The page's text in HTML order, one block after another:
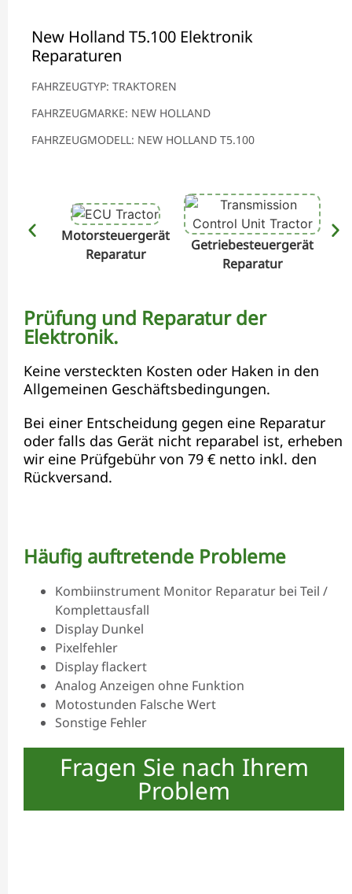
New Holland T5.100 Elektronik
Reparaturen
FAHRZEUGTYP: TRAKTOREN
FAHRZEUGMARKE: NEW HOLLAND
FAHRZEUGMODELL: NEW HOLLAND T5.100
Motorsteuergerät
Reparatur
Getriebesteuergerät
Reparatur
Prüfung und Reparatur der
Elektronik.
Keine versteckten Kosten oder Haken in den
Allgemeinen Geschäftsbedingungen.
Bei einer Entscheidung gegen eine Reparatur
oder falls das Gerät nicht reparabel ist, erheben
wir eine Prüfgebühr von 79 € netto inkl. den
Rückversand.
Häufig auftretende Probleme
Kombiinstrument Monitor Reparatur bei Teil /
Komplettausfall
Display Dunkel
Pixelfehler
Display flackert
Analog Anzeigen ohne Funktion
Motostunden Falsche Wert
Sonstige Fehler
Fragen Sie nach Ihrem
Problem